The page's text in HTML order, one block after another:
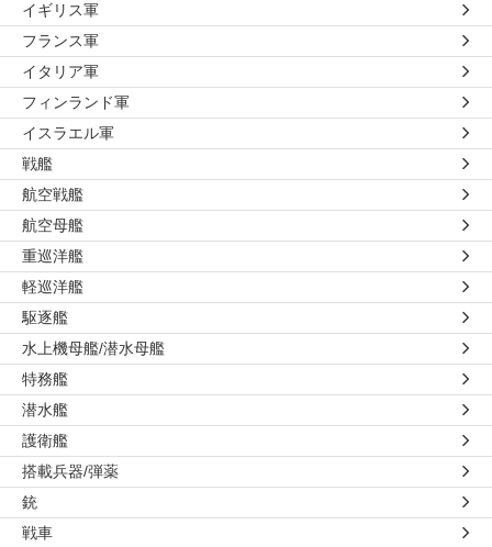
イギリス軍
フランス軍
イタリア軍
フィンランド軍
イスラエル軍
戦艦
航空戦艦
航空母艦
重巡洋艦
軽巡洋艦
駆逐艦
水上機母艦/潜水母艦
特務艦
潜水艦
護衛艦
搭載兵器/弾薬
銃
戦車